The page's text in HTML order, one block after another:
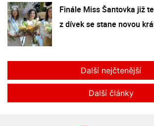
Finále Miss Šantovka již
z dívek se stane novou
Další nejčtenější
Další články